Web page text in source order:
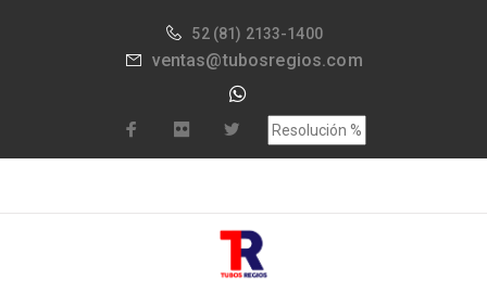
52 (81) 2133-1400
ventas@tubosregios.com